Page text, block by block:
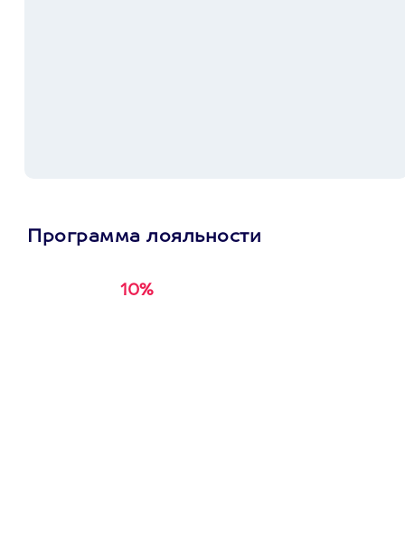
Программа лояльности
10%